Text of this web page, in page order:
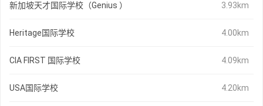
新加坡天才国际学校（Genius ） 3.93km
Heritage国际学校 4.00km
CIA FIRST 国际学校 4.09km
USA国际学校 4.20km